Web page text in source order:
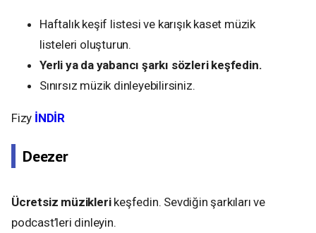
Haftalık keşif listesi ve karışık kaset müzik
listeleri oluşturun.
Yerli ya da yabancı şarkı sözleri keşfedin.
Sınırsız müzik dinleyebilirsiniz.
Fizy İNDİR
Deezer
Ücretsiz müziklerikeşfedin. Sevdiğin şarkıları ve
podcast’leri dinleyin.